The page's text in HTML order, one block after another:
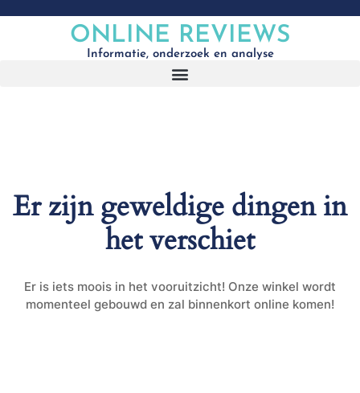
ONLINE REVIEWS
Informatie, onderzoek en analyse
Er zijn geweldige dingen in
het verschiet
Er is iets moois in het vooruitzicht! Onze winkel wordt
momenteel gebouwd en zal binnenkort online komen!